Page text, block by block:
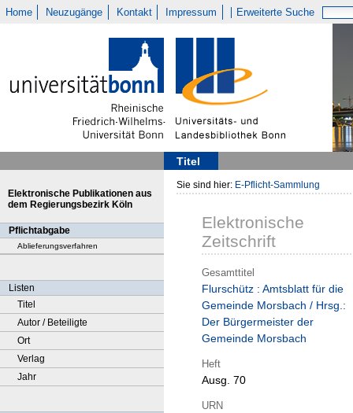
Home Neuzugänge Kontakt Impressum Erweiterte Suche
Titel
Elektronische Publikationen aus
dem Regierungsbezirk Köln
Pflichtabgabe
Ablieferungsverfahren
Listen
Titel
Autor / Beteiligte
Ort
Verlag
Jahr
Sie sind hier: E-Pflicht-Sammlung
Elektronische
Zeitschrift
Gesamttitel
Flurschütz : Amtsblatt für die
Gemeinde Morsbach / Hrsg.:
Der Bürgermeister der
Gemeinde Morsbach
Heft
Ausg. 70
URN